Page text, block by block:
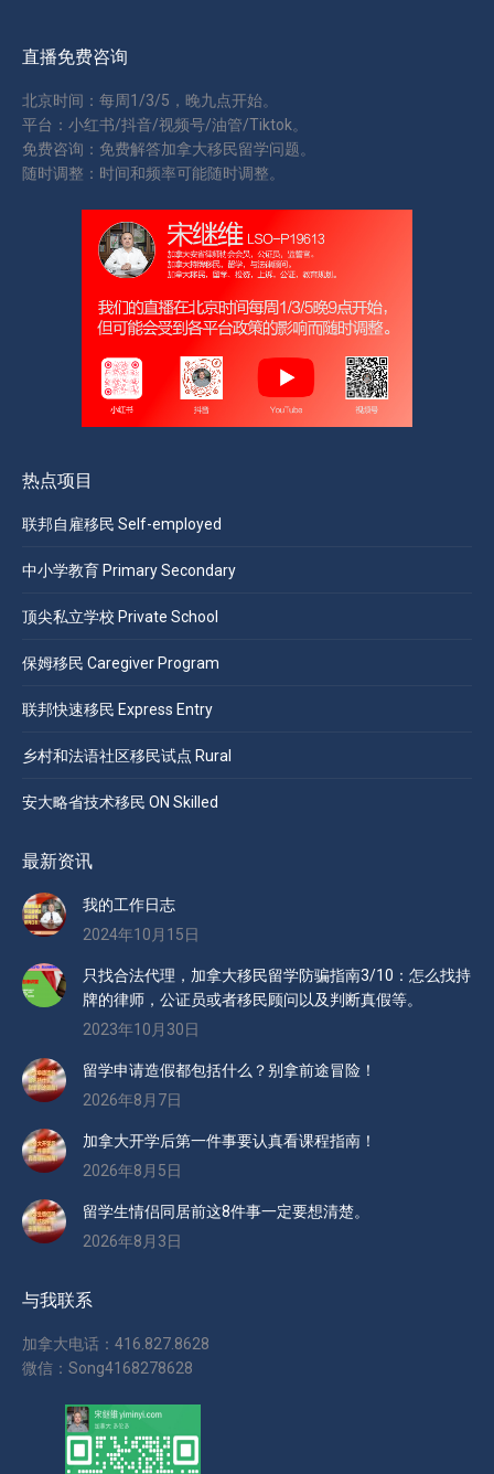
直播免费咨询
北京时间：每周1/3/5，晚九点开始。
平台：小红书/抖音/视频号/油管/Tiktok。
免费咨询：免费解答加拿大移民留学问题。
随时调整：时间和频率可能随时调整。
热点项目
联邦自雇移民 Self-employed
中小学教育 Primary Secondary
顶尖私立学校 Private School
保姆移民 Caregiver Program
联邦快速移民 Express Entry
乡村和法语社区移民试点 Rural
安大略省技术移民 ON Skilled
最新资讯
我的工作日志
2024年10月15日
只找合法代理，加拿大移民留学防骗指南3/10：怎么找持
牌的律师，公证员或者移民顾问以及判断真假等。
2023年10月30日
留学申请造假都包括什么？别拿前途冒险！
2026年8月7日
加拿大开学后第一件事要认真看课程指南！
2026年8月5日
留学生情侣同居前这8件事一定要想清楚。
2026年8月3日
与我联系
加拿大电话：416.827.8628
微信：Song4168278628